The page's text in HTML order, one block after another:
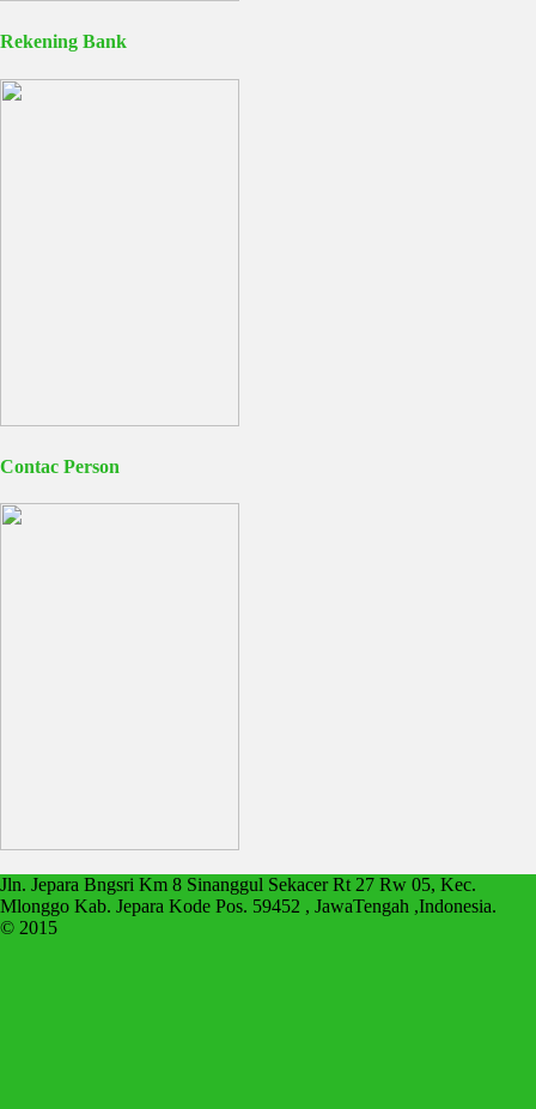
Rekening Bank
Contac Person
Jln. Jepara Bngsri Km 8 Sinanggul Sekacer Rt 27 Rw 05, Kec.
Mlonggo Kab. Jepara Kode Pos. 59452 , JawaTengah ,Indonesia.
© 2015